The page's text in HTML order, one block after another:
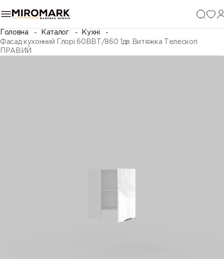
Головна Каталог
Кухні
Фасад кухонний Глорі 60ВВТ/860 1дв Витяжка Телескоп
ПРАВИЙ